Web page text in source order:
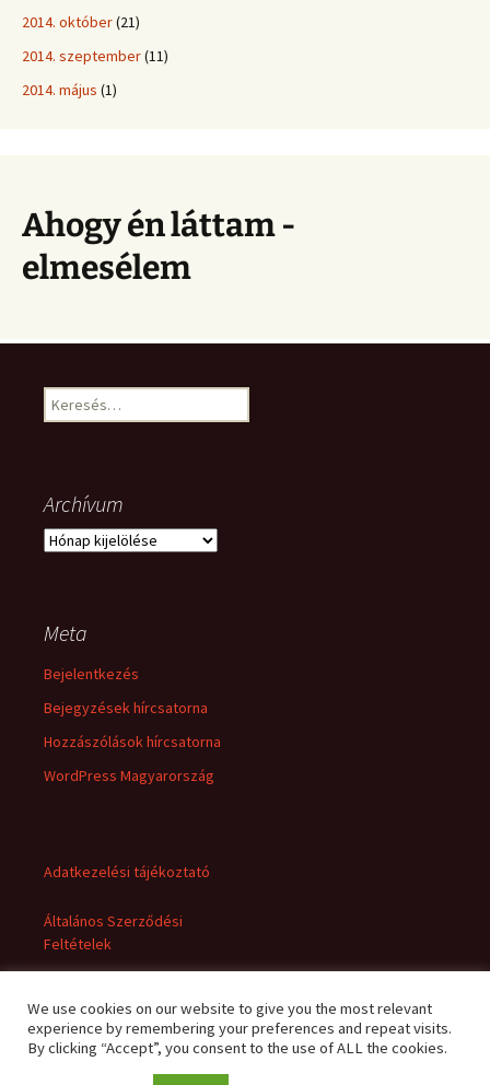
2014. október(21)
2014. szeptember(11)
2014. május (1)
Ahogy én láttam -
elmesélem
Keresés:
Archívum
Archívum
Meta
Bejelentkezés
Bejegyzések hírcsatorna
Hozzászólások hírcsatorna
WordPress Magyarország
Adatkezelési tájékoztató
Általános Szerződési
Feltételek
We use cookies on our website to give you the most relevant
experience by remembering your preferences and repeat visits.
By clicking “Accept”, you consent to the use of ALL the cookies.